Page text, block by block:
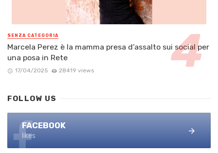
SENZA CATEGORIA
Marcela Perez è la mamma presa d’assalto sui social per
una posa in Rete
17/04/2025 28419 views
FOLLOW US
FACEBOOK
likes